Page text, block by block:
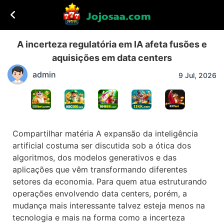
A incerteza regulatória em IA afeta fusões e
aquisições em data centers
admin 9 Jul, 2026
Compartilhar matéria A expansão da inteligência
artificial costuma ser discutida sob a ótica dos
algoritmos, dos modelos generativos e das
aplicações que vêm transformando diferentes
setores da economia. Para quem atua estruturando
operações envolvendo data centers, porém, a
mudança mais interessante talvez esteja menos na
tecnologia e mais na forma como a incerteza